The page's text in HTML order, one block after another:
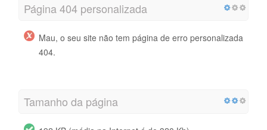
Página 404 personalizada
Mau, o seu site não tem página de erro personalizada
404.
Tamanho da página